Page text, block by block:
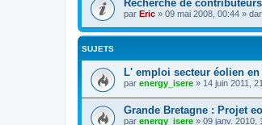
Recherche de contributeurs
par Eric » 09 mai 2008, 00:44 »
SUJETS
L' emploi secteur éolien en
par energy_isere » 14 juin 2011,
Grande Bretagne : Projet
par energy_isere » 09 janv. 2010,